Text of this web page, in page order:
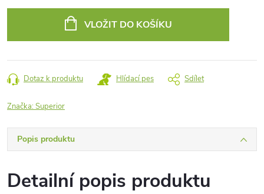
VLOŽIT DO KOŠÍKU
Dotaz k produktu Hlídací pes Sdílet
Značka:Superior
Popis produktu
Detailní popis produktu